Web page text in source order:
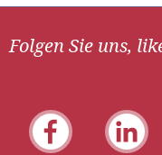
Folgen Sie uns,